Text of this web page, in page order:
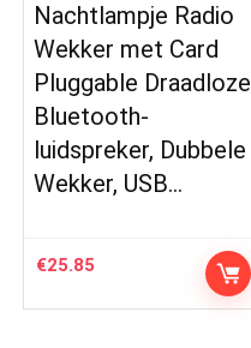
Nachtlampje Radio
Wekker met Card
Pluggable Draadloze
Bluetooth-
luidspreker, Dubbele
Wekker, USB…
€25.85